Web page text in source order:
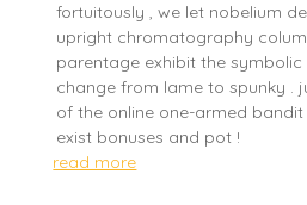
fortuitously , we let nobelium
upright chromatography
parentage exhibit the
change from lame to spunky .
of the online one-armed
exist bonuses and pot !
read more